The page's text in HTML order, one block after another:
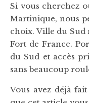
Si vous cherchez
Martinique, nous
choix. Ville du Sud
Fort de France.
du Sud et accès
sans beaucoup
Vous avez déjà